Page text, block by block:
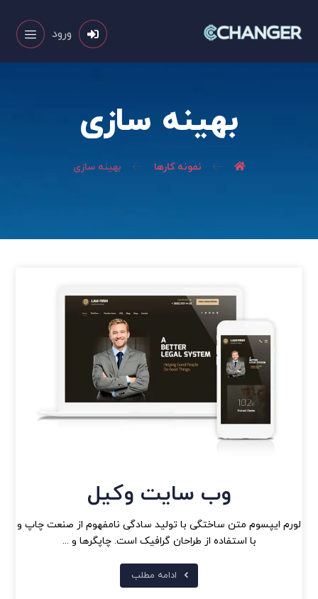
ورود
بهینه سازی
نمونه کارها بهینه سازی
وب سایت وکیل
لورم ایپسوم متن ساختگی با تولید سادگی نامفهوم از صنعت چاپ و
با استفاده از طراحان گرافیک است. چاپگرها و ...
ادامه مطلب